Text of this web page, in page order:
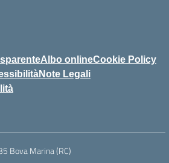
Albo onlineCookie Policy
Note Legali
Bova Marina (RC)